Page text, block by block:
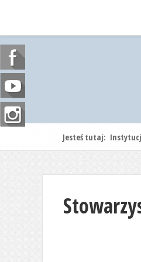
Jesteś tutaj: